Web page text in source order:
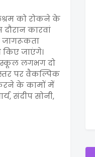
को रोकने के
कारवां
जागरूकता
जाएंगे।
स्कूल लगभग दो
पर वैकल्पिक
करने के कामों में
संदीप सोनी,